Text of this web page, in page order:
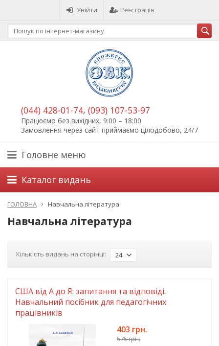
Увійти Реєстрація
(044) 428-01-74, (093) 107-53-97
Працюємо без вихідних, 9:00 – 18:00
Замовлення через сайт приймаємо цілодобово, 24/7
Головне меню
Каталог видань
ГОЛОВНА Навчальна література
Навчальна література
Кількість видань на сторінці: 24
США від A до Я: запитання та відповіді.
Навчальний посібник для педагогічних
працівників
403 грн.
575 грн.